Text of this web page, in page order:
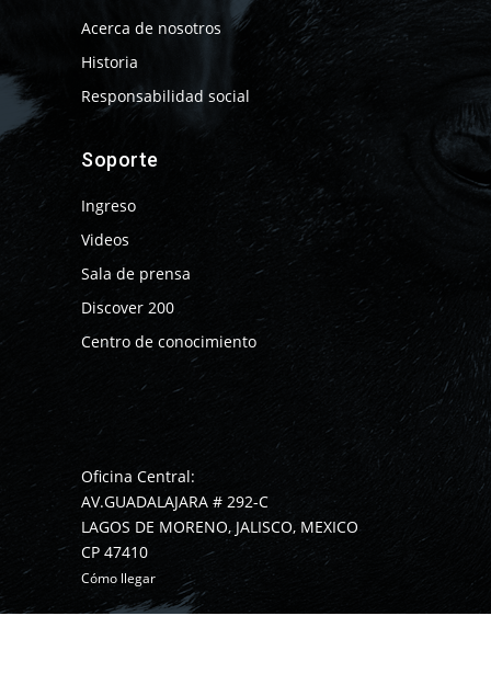
Acerca de nosotros
Historia
Responsabilidad social
Soporte
Ingreso
Videos
Sala de prensa
Discover 200
Centro de conocimiento
Oficina Central:
AV.GUADALAJARA # 292-C
LAGOS DE MORENO, JALISCO, MEXICO
CP 47410
Cómo llegar